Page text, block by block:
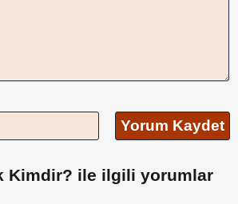
Yorum Kaydet
Kimdir? ile ilgili yorumlar